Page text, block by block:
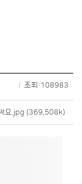
조회:108983
요.jpg (369,508k)